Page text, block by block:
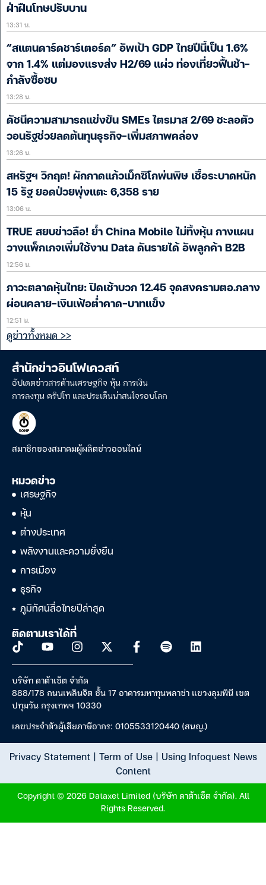
ฝ่าฝืนโทษปรับบาน
13:31 น.
“สแตนดาร์ดชาร์เตอร์ด” อัพเป้า GDP ไทยปีนี้เป็น 1.6%
จาก 1.4% แต่มองแรงส่ง H2/69 แผ่ว ท่องเที่ยวฟื้นช้า-
กำลังซื้อซบ
13:28 น.
ดัชนีความสามารถแข่งขัน SMEs ไตรมาส 2/69 ชะลอตัว
วอนรัฐช่วยลดต้นทุนธุรกิจ-เพิ่มสภาพคล่อง
13:26 น.
สหรัฐฯ วิกฤต! ผักกาดแก้วเม็กซิโกพ่นพิษ เชื้อระบาดหนัก
15 รัฐ ยอดป่วยพุ่งแตะ 6,358 ราย
13:06 น.
TRUE สยบข่าวลือ! ย้ำ China Mobile ไม่ทิ้งหุ้น กางแผน
วางแพ็กเกจเพิ่มใช้งาน Data ดันรายได้ อัพลูกค้า B2B
12:56 น.
ภาวะตลาดหุ้นไทย: ปิดเช้าบวก 12.45 จุดสงครามตอ.กลาง
ผ่อนคลาย-เงินเฟ้อต่ำคาด-บาทแข็ง
12:51 น.
ดูข่าวทั้งหมด >>
สำนักข่าวอินโฟเควสท์
อัปเดตข่าวสารด้านเศรษฐกิจ หุ้น การเงิน
การลงทุน คริปโท และประเด็นน่าสนใจรอบโลก
สมาชิกของสมาคมผู้ผลิตข่าวออนไลน์
หมวดข่าว
เศรษฐกิจ
หุ้น
ต่างประเทศ
พลังงานและความยั่งยืน
การเมือง
ธุรกิจ
ภูมิทัศน์สื่อไทยปีล่าสุด
ติดตามเราได้ที่
บริษัท ดาต้าเซ็ต จำกัด
888/178 ถนนเพลินจิต ชั้น 17 อาคารมหาทุนพลาซ่า แขวงลุมพินี เขต
ปทุมวัน กรุงเทพฯ 10330
เลขประจำตัวผู้เสียภาษีอากร: 0105533120440 (สนญ.)
Privacy Statement| Term of Use| Using Infoquest News
Content
Copyright © 2026 Dataxet Limited (บริษัท ดาต้าเซ็ต จำกัด). All
Rights Reserved.